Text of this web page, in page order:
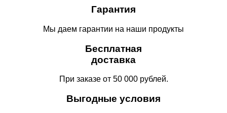
Гарантия
Мы даем гарантии на наши продукты
Бесплатная
доставка
При заказе от 50 000 рублей.
Выгодные условия